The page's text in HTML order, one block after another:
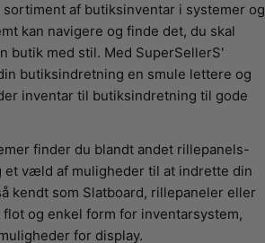
af butiksinventar i systemer og
kan navigere og finde det, du skal
butik med stil. Med SuperSellerS'
butiksindretning en smule lettere og
inventar til butiksindretning til gode
finder du blandt andet rillepanels-
et væld af muligheder til at indrette din
kendt som Slatboard, rillepaneler eller
og enkel form for inventarsystem,
for display.